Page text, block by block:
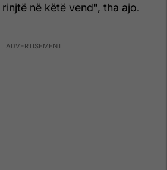
në këtë vend", tha ajo.